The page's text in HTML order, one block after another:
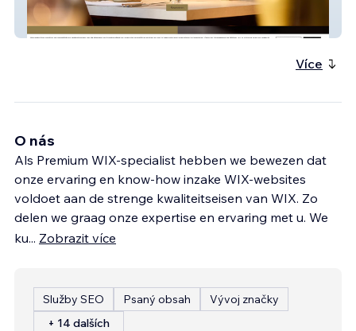
bistromillefeuille
Více
O nás
Als Premium WIX-specialist hebben we bewezen dat
onze ervaring en know-how inzake WIX-websites
voldoet aan de strenge kwaliteitseisen van WIX. Zo
delen we graag onze expertise en ervaring met u. We
ku... Zobrazit více
Služby SEO Psaný obsah
Vývoj značky
+ 14 dalších